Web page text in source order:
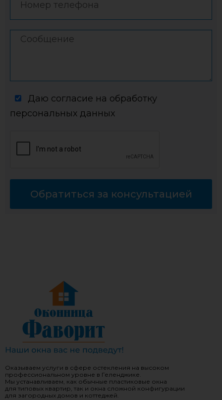
Даю согласие на обработку
персональных данных
Обратиться за консультацией
Оказываем услуги в сфере остекления на высоком
профессиональном уровне в Геленджике.
Мы устанавливаем, как обычные пластиковые окна
для типовых квартир, так и окна сложной конфигурации
для загородных домов и коттеджей.